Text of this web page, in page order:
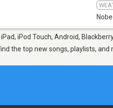
iPod Touch, Android,
the top new songs, playlists, and